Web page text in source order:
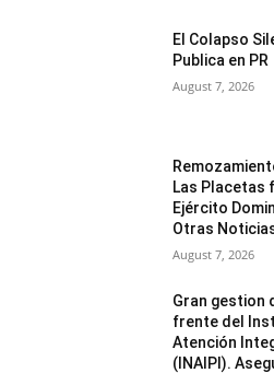
El Colapso
Publica en PR
August 7, 2026
Las Placetas
Ejército
Otras
August 7, 2026
Gran gestion
frente del
Atención
(INAIPI).